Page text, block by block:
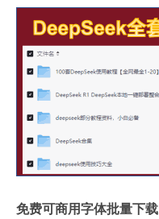
免费可商用字体批量下载